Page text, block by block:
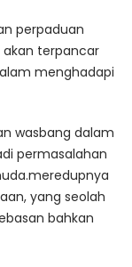
perpaduan
akan terpancar
menghadapi
wasbang dalam
permasalahan
yang seolah
bahkan